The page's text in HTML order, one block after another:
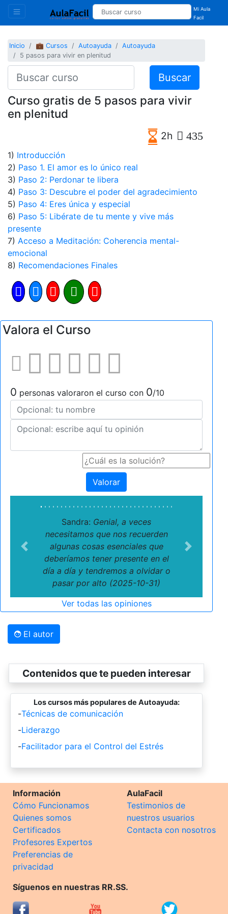
Mi Aula
Facil
Inicio 💼 Cursos Autoayuda
Autoayuda
5 pasos para vivir en plenitud
Buscar
Curso gratis de 5 pasos para vivir
en plenitud
2h 435
1) Introducción
2) Paso 1. El amor es lo único real
3) Paso 2: Perdonar te libera
4) Paso 3: Descubre el poder del agradecimiento
5) Paso 4: Eres única y especial
6) Paso 5: Libérate de tu mente y vive más
presente
7) Acceso a Meditación: Coherencia mental-
emocional
8) Recomendaciones Finales
Valora el Curso
0 personas valoraron el curso con 0/10
Valorar
Sandra: Genial, a veces
necesitamos que nos recuerden
algunas cosas esenciales que
deberíamos tener presente en el
día a día y tendremos a olvidar o
pasar por alto (2025-10-31)
Previous Next
Ver todas las opiniones
El autor
Contenidos que te pueden interesar
Los cursos más populares de Autoayuda:
-Técnicas de comunicación
-Liderazgo
-Facilitador para el Control del Estrés
Información
Cómo Funcionamos
Quienes somos
Certificados
Profesores Expertos
Preferencias de
privacidad
AulaFacil
Testimonios de
nuestros usuarios
Contacta con nosotros
Síguenos en nuestras RR.SS.